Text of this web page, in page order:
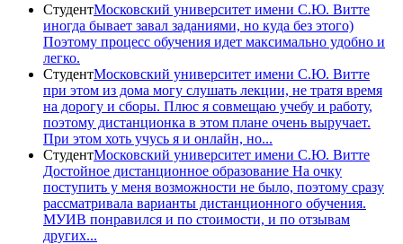
СтудентМосковский университет имени С.Ю. Витте
иногда бывает завал заданиями, но куда без этого)
Поэтому процесс обучения идет максимально удобно и
легко.
СтудентМосковский университет имени С.Ю. Витте
при этом из дома могу слушать лекции, не тратя время
на дорогу и сборы. Плюс я совмещаю учебу и работу,
поэтому дистанционка в этом плане очень выручает.
При этом хоть учусь я и онлайн, но...
СтудентМосковский университет имени С.Ю. Витте
Достойное дистанционное образование На очку
поступить у меня возможности не было, поэтому сразу
рассматривала варианты дистанционного обучения.
МУИВ понравился и по стоимости, и по отзывам
других...